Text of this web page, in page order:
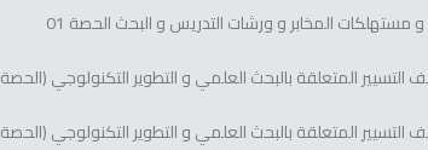
مستهلكات المخابر و ورشات التدريس و البحث الحصة 01
التسيير المتعلقة بالبحث العلمي و التطوير التكنولوجي (الحصة 05)
التسيير المتعلقة بالبحث العلمي و التطوير التكنولوجي (الحصة 04)